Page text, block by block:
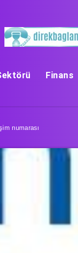
Finans
numarası